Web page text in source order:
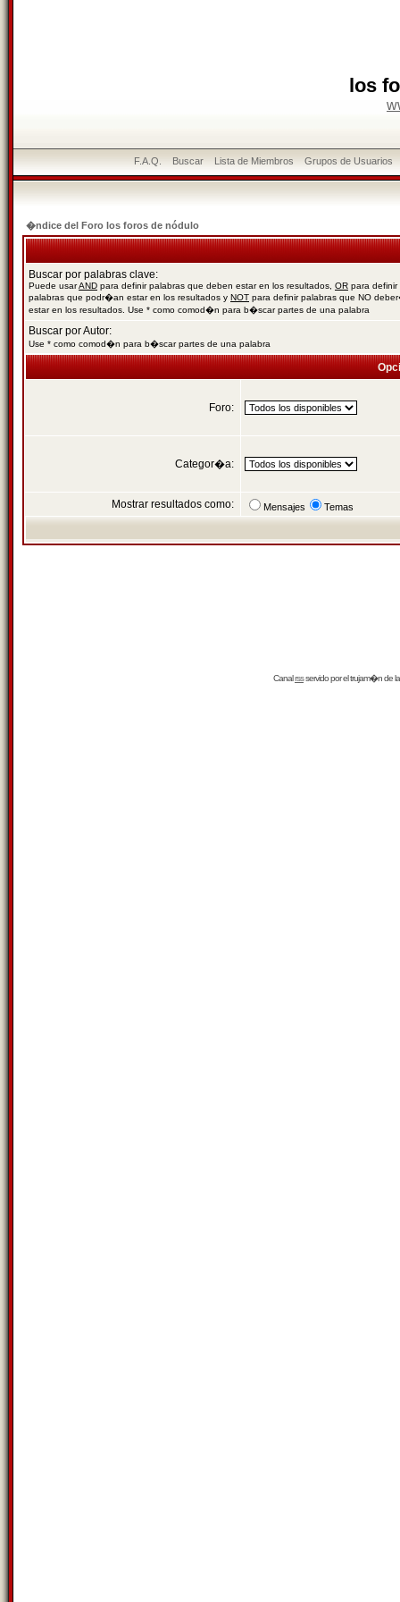
los
F.A.Q. Buscar Lista de Miembros Grupos de Usuarios
�ndice del Foro los foros de nódulo
Buscar por palabras clave:
Puede usarAND para definir palabras que deben estar en los resultados, OR para definir
palabras que podr�an estar en los resultados y NOT para definir palabras que NO
estar en los resultados. Use * como comod�n para b�scar partes de una palabra
Buscar por Autor:
Use * como comod�n para b�scar partes de una palabra
Foro:
Categor�a:
Mostrar resultados como: Mensajes Temas
Canalrssservido por eltrujam�nde